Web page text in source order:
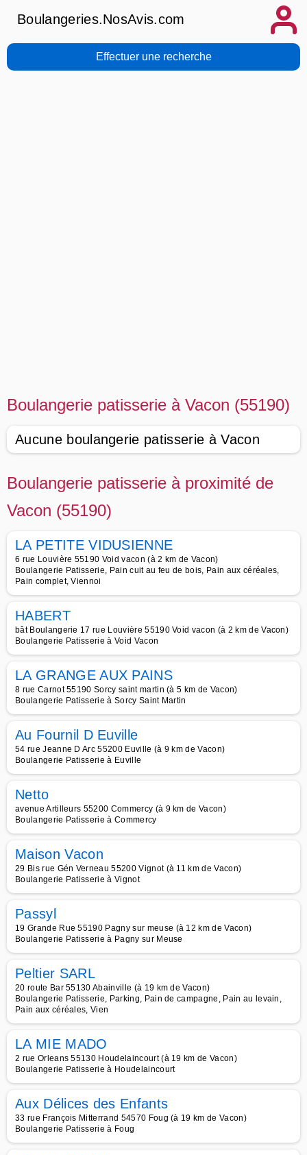
Boulangeries.NosAvis.com
Effectuer une recherche
Boulangerie patisserie à Vacon (55190)
Aucune boulangerie patisserie à Vacon
Boulangerie patisserie à proximité de
Vacon (55190)
LA PETITE VIDUSIENNE
6 rue Louvière 55190 Void vacon (à 2 km de Vacon)
Boulangerie Patisserie, Pain cuit au feu de bois, Pain aux céréales,
Pain complet, Viennoi
HABERT
bât Boulangerie 17 rue Louvière 55190 Void vacon (à 2 km de Vacon)
Boulangerie Patisserie à Void Vacon
LA GRANGE AUX PAINS
8 rue Carnot 55190 Sorcy saint martin (à 5 km de Vacon)
Boulangerie Patisserie à Sorcy Saint Martin
Au Fournil D Euville
54 rue Jeanne D Arc 55200 Euville (à 9 km de Vacon)
Boulangerie Patisserie à Euville
Netto
avenue Artilleurs 55200 Commercy (à 9 km de Vacon)
Boulangerie Patisserie à Commercy
Maison Vacon
29 Bis rue Gén Verneau 55200 Vignot (à 11 km de Vacon)
Boulangerie Patisserie à Vignot
Passyl
19 Grande Rue 55190 Pagny sur meuse (à 12 km de Vacon)
Boulangerie Patisserie à Pagny sur Meuse
Peltier SARL
20 route Bar 55130 Abainville (à 19 km de Vacon)
Boulangerie Patisserie, Parking, Pain de campagne, Pain au levain,
Pain aux céréales, Vien
LA MIE MADO
2 rue Orleans 55130 Houdelaincourt (à 19 km de Vacon)
Boulangerie Patisserie à Houdelaincourt
Aux Délices des Enfants
33 rue François Mitterrand 54570 Foug (à 19 km de Vacon)
Boulangerie Patisserie à Foug